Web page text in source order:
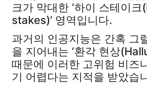
크가 막대한 ‘하이 스테이
stakes)’ 영역입니다.
과거의 인공지능은 간혹 그
을 지어내는 ‘환각 현상
때문에 이러한 고위험 비즈
기 어렵다는 지적을 받았습